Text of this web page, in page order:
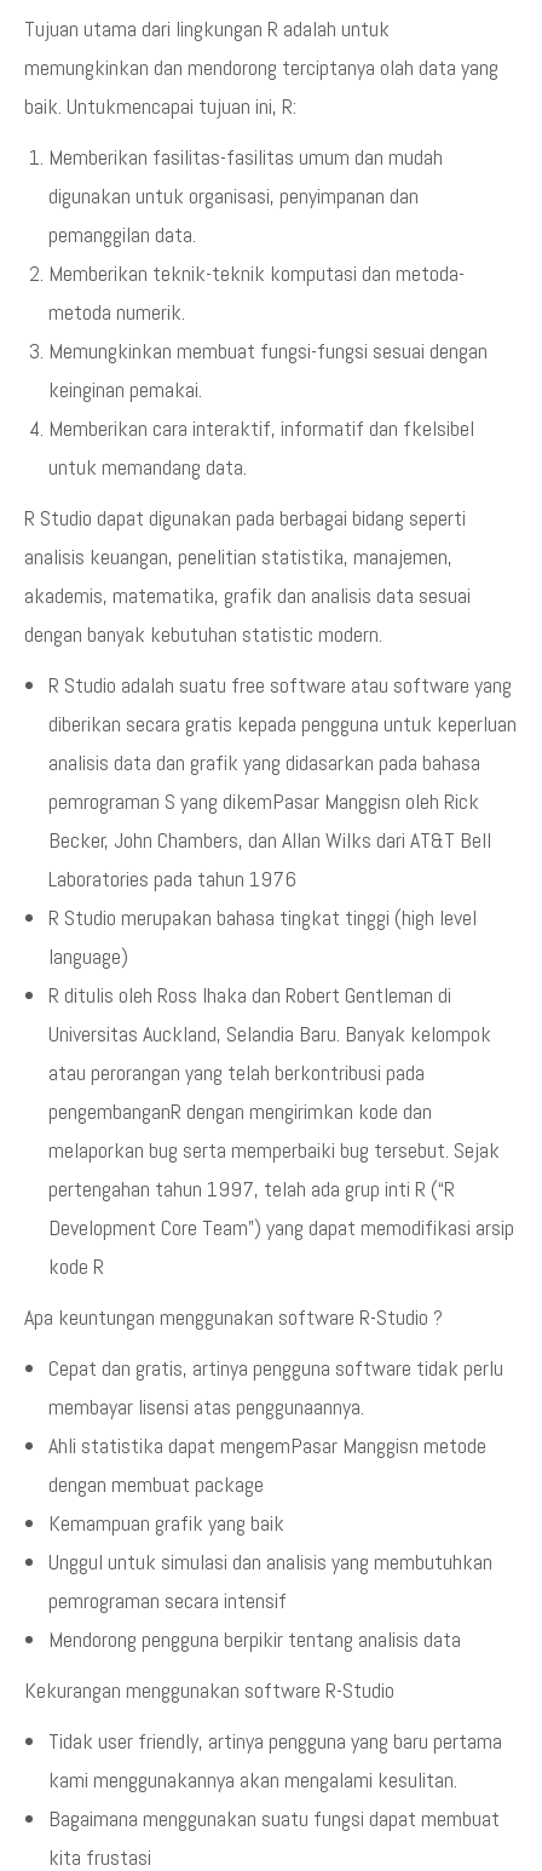
Tujuan utama dari lingkungan R adalah untuk
memungkinkan dan mendorong terciptanya olah data yang
baik. Untukmencapai tujuan ini, R:
Memberikan fasilitas-fasilitas umum dan mudah
digunakan untuk organisasi, penyimpanan dan
pemanggilan data.
Memberikan teknik-teknik komputasi dan metoda-
metoda numerik.
Memungkinkan membuat fungsi-fungsi sesuai dengan
keinginan pemakai.
Memberikan cara interaktif, informatif dan fkelsibel
untuk memandang data.
R Studio dapat digunakan pada berbagai bidang seperti
analisis keuangan, penelitian statistika, manajemen,
akademis, matematika, grafik dan analisis data sesuai
dengan banyak kebutuhan statistic modern.
R Studio adalah suatu free software atau software yang
diberikan secara gratis kepada pengguna untuk keperluan
analisis data dan grafik yang didasarkan pada bahasa
pemrograman S yang dikemPasar Manggisn oleh Rick
Becker, John Chambers, dan Allan Wilks dari AT&T Bell
Laboratories pada tahun 1976
R Studio merupakan bahasa tingkat tinggi (high level
language)
R ditulis oleh Ross Ihaka dan Robert Gentleman di
Universitas Auckland, Selandia Baru. Banyak kelompok
atau perorangan yang telah berkontribusi pada
pengembanganR dengan mengirimkan kode dan
melaporkan bug serta memperbaiki bug tersebut. Sejak
pertengahan tahun 1997, telah ada grup inti R (“R
Development Core Team”) yang dapat memodifikasi arsip
kode R
Apa keuntungan menggunakan software R-Studio ?
Cepat dan gratis, artinya pengguna software tidak perlu
membayar lisensi atas penggunaannya.
Ahli statistika dapat mengemPasar Manggisn metode
dengan membuat package
Kemampuan grafik yang baik
Unggul untuk simulasi dan analisis yang membutuhkan
pemrograman secara intensif
Mendorong pengguna berpikir tentang analisis data
Kekurangan menggunakan software R-Studio
Tidak user friendly, artinya pengguna yang baru pertama
kami menggunakannya akan mengalami kesulitan.
Bagaimana menggunakan suatu fungsi dapat membuat
kita frustasi